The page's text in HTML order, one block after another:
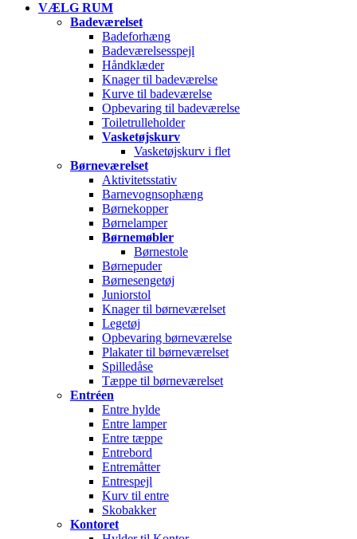
VÆLG RUM
Badeværelset
Badeforhæng
Badeværelsesspejl
Håndklæder
Knager til badeværelse
Kurve til badeværelse
Opbevaring til badeværelse
Toiletrulleholder
Vasketøjskurv
Vasketøjskurv i flet
Børneværelset
Aktivitetsstativ
Barnevognsophæng
Børnekopper
Børnelamper
Børnemøbler
Børnestole
Børnepuder
Børnesengetøj
Juniorstol
Knager til børneværelset
Legetøj
Opbevaring børneværelse
Plakater til børneværelset
Spilledåse
Tæppe til børneværelset
Entréen
Entre hylde
Entre lamper
Entre tæppe
Entrebord
Entremåtter
Entrespejl
Kurv til entre
Skobakker
Kontoret